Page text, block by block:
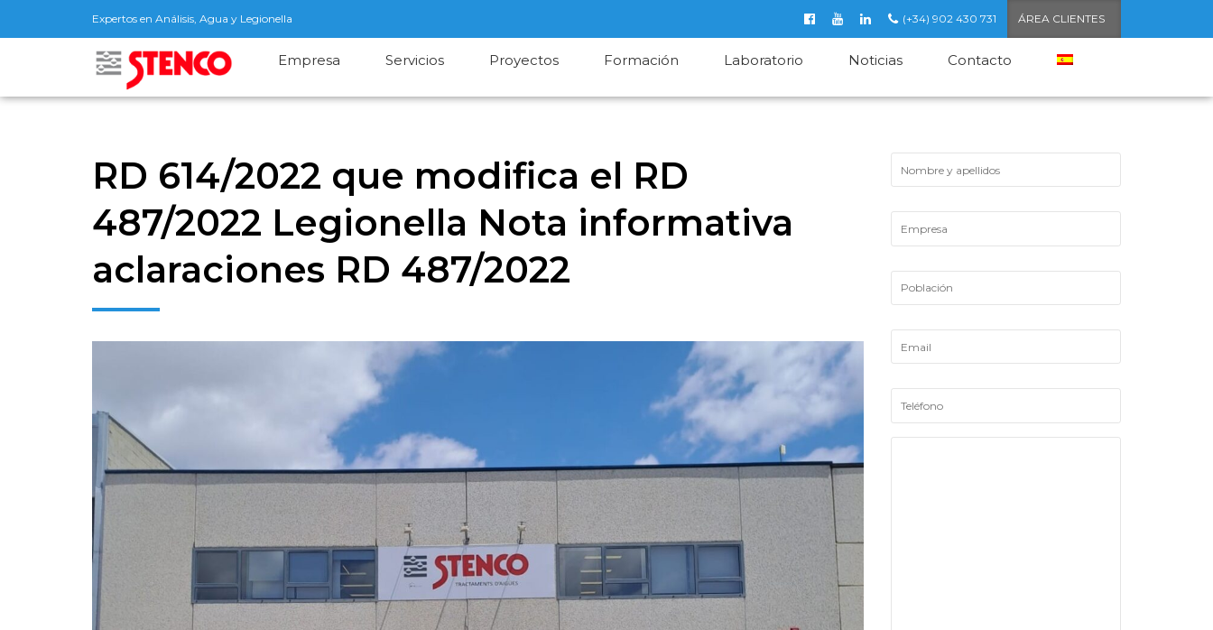
Expertos en Análisis, Agua y Legionella (+34) 902 430 731 ÁREA CLIENTES
Empresa Servicios Proyectos Formación Laboratorio Noticias Contacto
RD 614/2022 que modifica el RD
487/2022 Legionella Nota informativa
aclaraciones RD 487/2022